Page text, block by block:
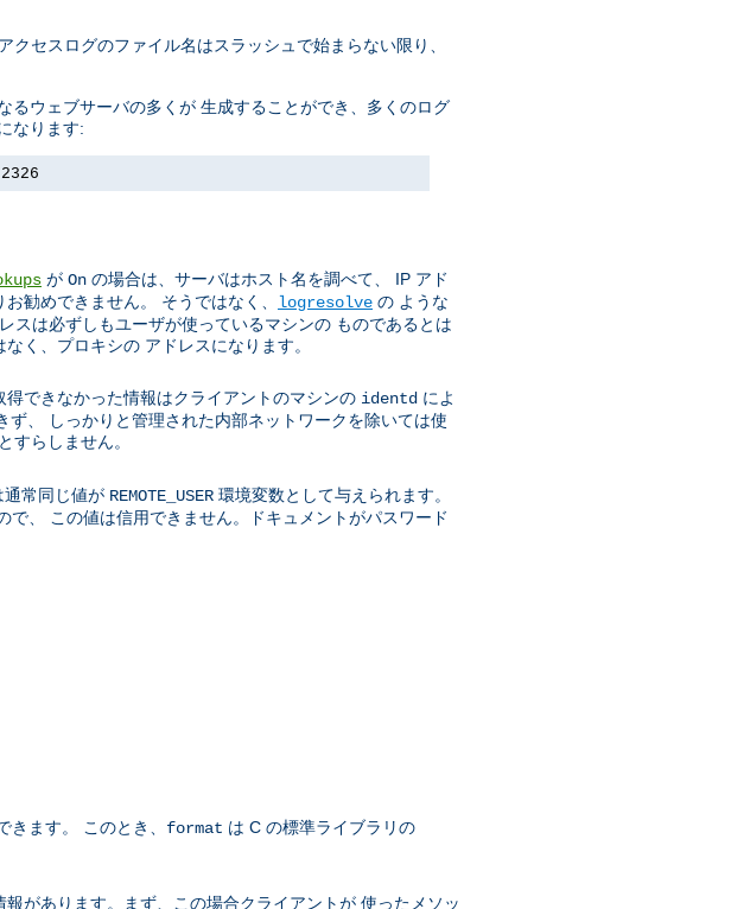
セスログのファイル名はスラッシュで始まらない限り、
るウェブサーバの多くが 生成することができ、多くのログ
なります:
が On の場合は、サーバはホスト名を調べて、 IP アド
勧めできません。 そうではなく、 logresolve の ような
スは必ずしもユーザが使っているマシンの ものであるとは
く、プロキシの アドレスになります。
できなかった情報はクライアントのマシンの identd によ
、 しっかりと管理された内部ネットワークを除いては使
すらしません。
常同じ値が REMOTE_USER 環境変数として与えられます。
、 この値は信用できません。ドキュメントがパスワード
ます。 このとき、 format は C の標準ライブラリの
があります。まず、この場合クライアントが 使ったメソッ